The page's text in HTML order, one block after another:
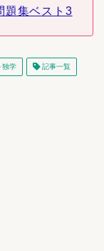
題集ベスト3
独学 記事一覧